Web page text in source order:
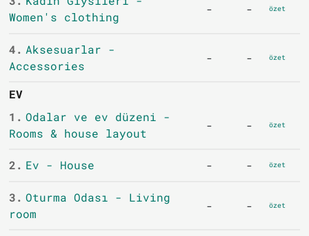
Women's clothing
- - özet
4. Aksesuarlar -
Accessories
- - özet
EV
1. Odalar ve ev düzeni -
Rooms & house layout
- - özet
2. Ev - House - - özet
3. Oturma Odası - Living
room
- - özet